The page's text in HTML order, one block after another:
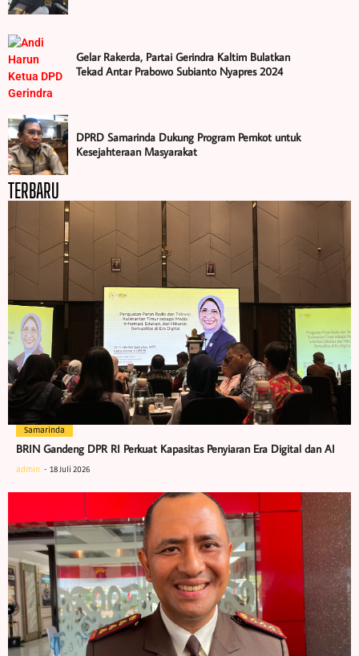
Gelar Rakerda, Partai Gerindra Kaltim Bulatkan
Tekad Antar Prabowo Subianto Nyapres 2024
DPRD Samarinda Dukung Program Pemkot untuk
Kesejahteraan Masyarakat
TERBARU
Samarinda
BRIN Gandeng DPR RI Perkuat Kapasitas Penyiaran Era Digital dan AI
admin 18 Juli 2026